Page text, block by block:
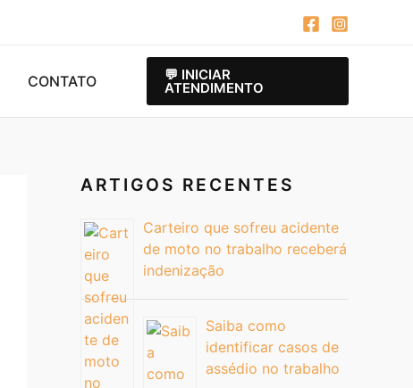
CONTATO 💬 INICIAR
ATENDIMENTO
ARTIGOS RECENTES
Carteiro que sofreu acidente
de moto no trabalho receberá
indenização
Saiba como
identificar casos de
assédio no trabalho